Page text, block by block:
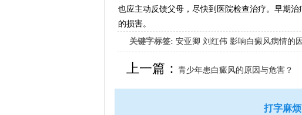
也应主动反馈父母，尽快到医院检查治疗。早期
的损害。
关键字标签: 安亚卿 刘红伟 影响白癜风病情的
女生应该如何治疗呢
上一篇：青少年患白癜风的原因与危害？
打字麻